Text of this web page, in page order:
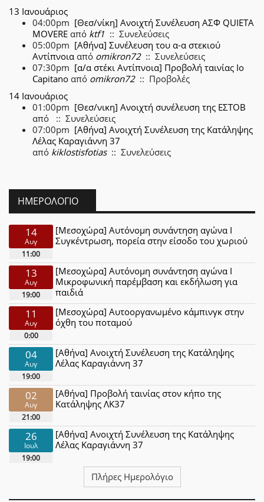
13 Ιανουάριος
04:00pm [Θεσ/νίκη] Ανοιχτή Συνέλευση ΑΣΦ QUIETA
MOVERE από ktf1 :: Συνελεύσεις
05:00pm [Αθήνα] Συνέλευση του α-α στεκιού
Αντίπνοια από omikron72:: Συνελεύσεις
07:30pm [α/α στέκι Αντίπνοια] Προβολή ταινίας Io
Capitano από omikron72:: Προβολές
14 Ιανουάριος
01:00pm [Θεσ/νικη] Ανοιχτή συνέλευση της ΕΣΤΟΒ
από
:: Συνελεύσεις
07:00pm [Αθήνα] Ανοιχτή Συνέλευση της Κατάληψης
Λέλας Καραγιάννη 37
από kiklostisfotias:: Συνελεύσεις
ΗΜΕΡΟΛΌΓΙΟ
14
Αυγ
11:00
[Μεσοχώρα] Αυτόνομη συνάντηση αγώνα Ι
Συγκέντρωση, πορεία στην είσοδο του χωριού
13
Αυγ
19:00
[Μεσοχώρα] Αυτόνομη συνάντηση αγώνα Ι
Μικροφωνική παρέμβαση και εκδήλωση για
παιδιά
11
Αυγ
0:00
[Μεσοχώρα] Αυτοοργανωμένο κάμπινγκ στην
όχθη του ποταμού
04
Αυγ
19:00
[Αθήνα] Ανοιχτή Συνέλευση της Κατάληψης
Λέλας Καραγιάννη 37
02
Αυγ
21:00
[Αθήνα] Προβολή ταινίας στον κήπο της
Κατάληψης ΛΚ37
26
Ιουλ
19:00
[Αθήνα] Ανοιχτή Συνέλευση της Κατάληψης
Λέλας Καραγιάννη 37
Πλήρες Ημερολόγιο